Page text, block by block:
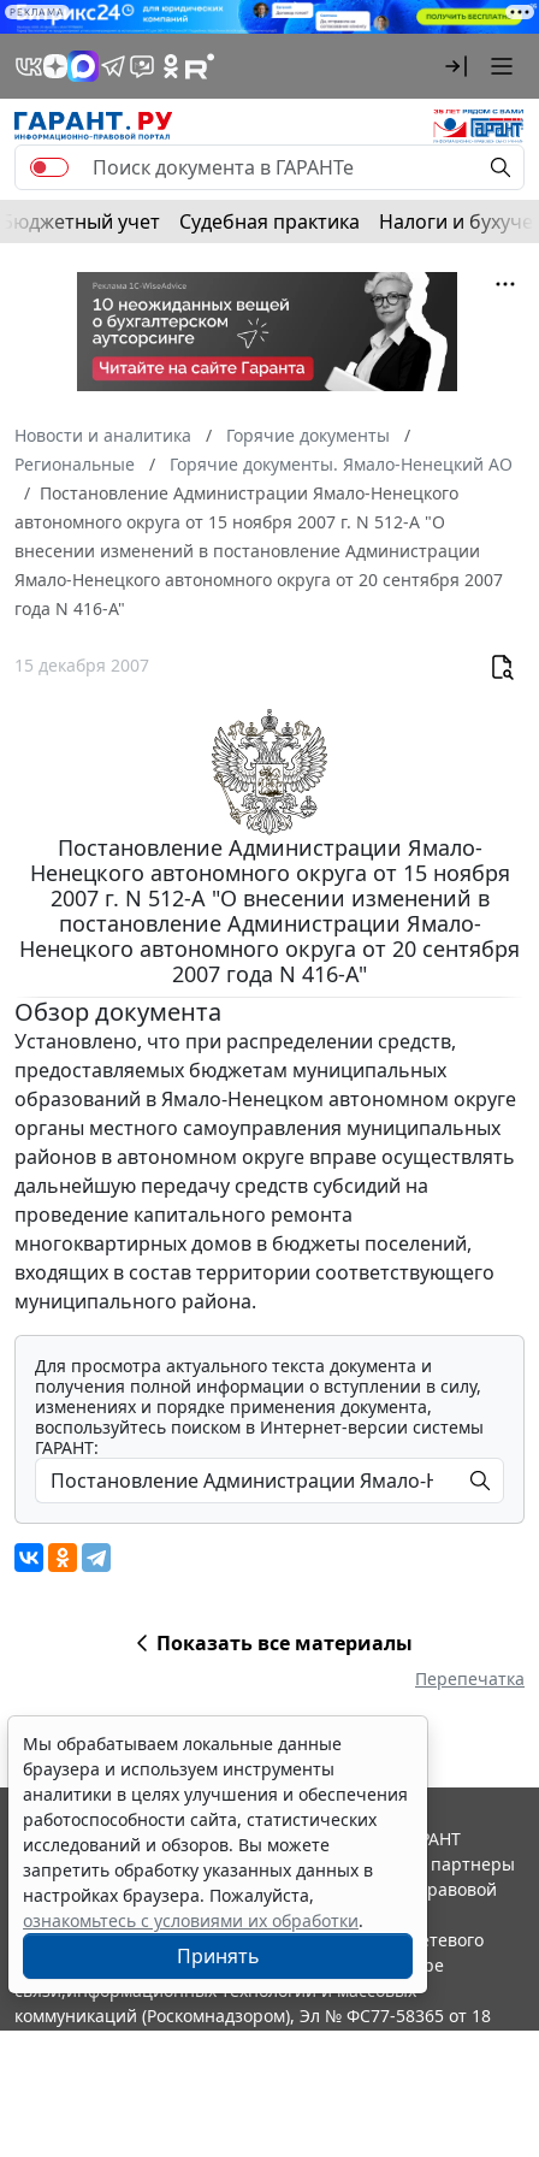
РЕКЛАМА
Бюджетный учет Судебная практика Налоги и
Новости и аналитика
Горячие документы
Региональные
Горячие документы. Ямало-Ненецкий АО
Постановление Администрации Ямало-Ненецкого
автономного округа от 15 ноября 2007 г. N 512-А "О
внесении изменений в постановление Администрации
Ямало-Ненецкого автономного округа от 20 сентября 2007
года N 416-А"
15 декабря 2007
Постановление Администрации Ямало-
Ненецкого автономного округа от 15 ноября
2007 г. N 512-А "О внесении изменений в
постановление Администрации Ямало-
Ненецкого автономного округа от 20 сентября
2007 года N 416-А"
Обзор документа
Установлено, что при распределении средств,
предоставляемых бюджетам муниципальных
образований в Ямало-Ненецком автономном округе
органы местного самоуправления муниципальных
районов в автономном округе вправе осуществлять
дальнейшую передачу средств субсидий на
проведение капитального ремонта
многоквартирных домов в бюджеты поселений,
входящих в состав территории соответствующего
муниципального района.
Для просмотра актуального текста документа и
получения полной информации о вступлении в силу,
изменениях и порядке применения документа,
воспользуйтесь поиском в Интернет-версии системы
ГАРАНТ:
Показать все материалы
Перепечатка
Мы обрабатываем локальные данные
браузера и используем инструменты
аналитики в целях улучшения и обеспечения
работоспособности сайта, статистических
исследований и обзоров. Вы можете
запретить обработку указанных данных в
настройках браузера. Пожалуйста,
ознакомьтесь с условиями их обработки.
Принять
© ООО "НПП "ГАРАНТ-СЕРВИС", 2026. Система ГАРАНТ
выпускается с 1990 года. Компания "Гарант" и ее партнеры
являются участниками Российской ассоциации правовой
информации ГАРАНТ.
Портал ГАРАНТ.РУ зарегистрирован в качестве сетевого
издания Федеральной службой по надзору в сфере
связи,информационных технологий и массовых
коммуникаций (Роскомнадзором), Эл № ФС77-58365 от 18